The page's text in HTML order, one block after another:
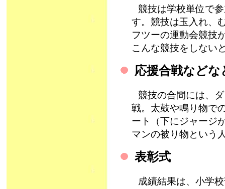
競技は学校単位で
す。競技は玉入れ、
フツーの運動会競技
こんな競技をしない
応援合戦など
競技の合間には、
戦。太鼓や鳴り物で
ート（下にジャージ
マンの被り物という
表彰式
成績結果は、小学